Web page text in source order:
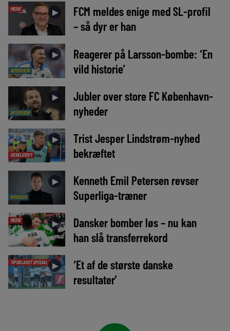
MEDIE ►
FCM meldes enige med SL-profil
– så dyr er han
INTERVIEW
►
Reagerer på Larsson-bombe: ‘En
vild historie’
INTERVIEW
►
Jubler over store FC København-
nyheder
EKSKLUSIVT
►
Trist Jesper Lindstrøm-nyhed
bekræftet
NYHEDER
►
Kenneth Emil Petersen revser
Superliga-træner
MEDIE ►
Dansker bomber løs – nu kan
han slå transferrekord
TIPSBLADET SPECIAL ►
‘Et af de største danske
resultater’